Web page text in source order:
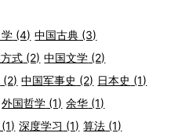
(4) 中国古典 (3)
式 (2) 中国文学 (2)
(2) 中国军事史 (2) 日本史 (1)
外国哲学 (1) 余华 (1)
(1) 深度学习 (1) 算法 (1)